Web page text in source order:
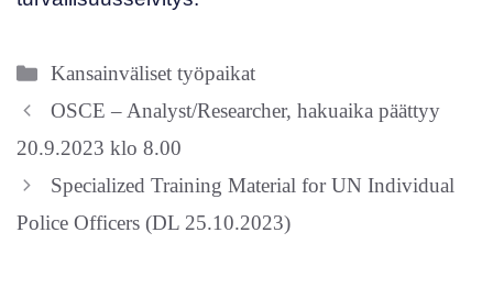
Kategoriat
Kansainväliset työpaikat
OSCE – Analyst/Researcher, hakuaika päättyy
20.9.2023 klo 8.00
Specialized Training Material for UN Individual
Police Officers (DL 25.10.2023)